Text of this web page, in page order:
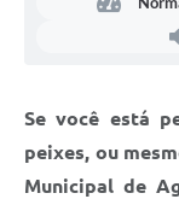
Se você está
peixes, ou
Municipal de